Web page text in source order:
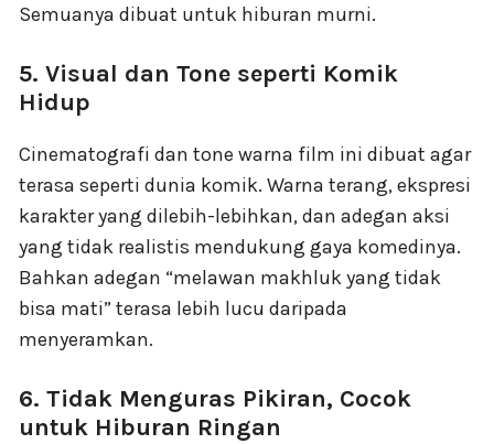
Semuanya dibuat untuk hiburan murni.
5. Visual dan Tone seperti Komik
Hidup
Cinematografi dan tone warna film ini dibuat agar
terasa seperti dunia komik. Warna terang, ekspresi
karakter yang dilebih-lebihkan, dan adegan aksi
yang tidak realistis mendukung gaya komedinya.
Bahkan adegan “melawan makhluk yang tidak
bisa mati” terasa lebih lucu daripada
menyeramkan.
6. Tidak Menguras Pikiran, Cocok
untuk Hiburan Ringan